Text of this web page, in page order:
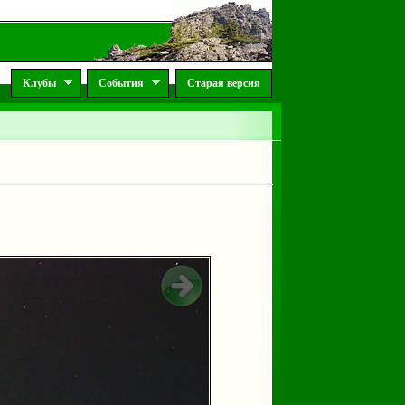
Клубы События Старая версия